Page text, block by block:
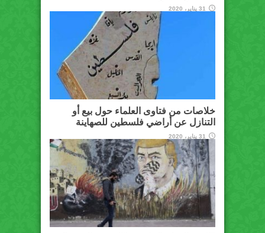
31 يناير، 2020
خلاصات من فتاوى العلماء حول بيع أو
التنازل عن أراضي فلسطين للصهاينة
31 يناير، 2020